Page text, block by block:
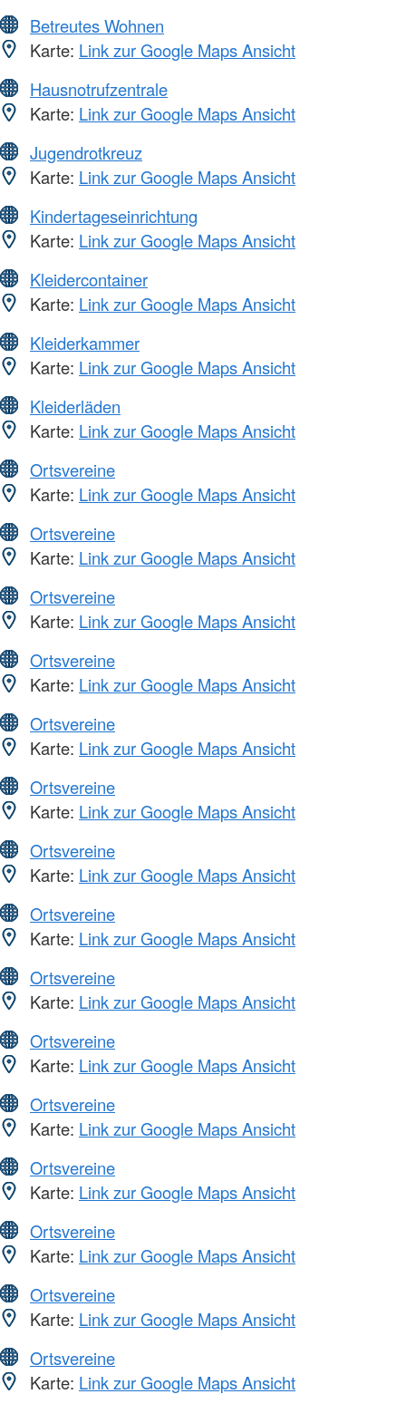
Betreutes Wohnen
Karte: Link zur Google Maps Ansicht
Hausnotrufzentrale
Karte: Link zur Google Maps Ansicht
Jugendrotkreuz
Karte: Link zur Google Maps Ansicht
Kindertageseinrichtung
Karte: Link zur Google Maps Ansicht
Kleidercontainer
Karte: Link zur Google Maps Ansicht
Kleiderkammer
Karte: Link zur Google Maps Ansicht
Kleiderläden
Karte: Link zur Google Maps Ansicht
Ortsvereine
Karte: Link zur Google Maps Ansicht
Ortsvereine
Karte: Link zur Google Maps Ansicht
Ortsvereine
Karte: Link zur Google Maps Ansicht
Ortsvereine
Karte: Link zur Google Maps Ansicht
Ortsvereine
Karte: Link zur Google Maps Ansicht
Ortsvereine
Karte: Link zur Google Maps Ansicht
Ortsvereine
Karte: Link zur Google Maps Ansicht
Ortsvereine
Karte: Link zur Google Maps Ansicht
Ortsvereine
Karte: Link zur Google Maps Ansicht
Ortsvereine
Karte: Link zur Google Maps Ansicht
Ortsvereine
Karte: Link zur Google Maps Ansicht
Ortsvereine
Karte: Link zur Google Maps Ansicht
Ortsvereine
Karte: Link zur Google Maps Ansicht
Ortsvereine
Karte: Link zur Google Maps Ansicht
Ortsvereine
Karte: Link zur Google Maps Ansicht